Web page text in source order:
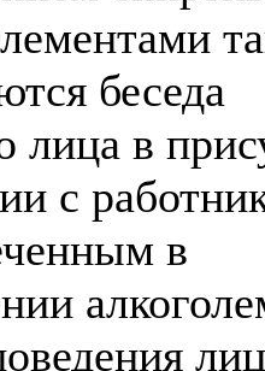
беседа
лица в
с
в